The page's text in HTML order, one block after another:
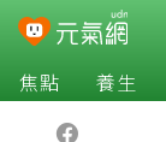
焦點 養生